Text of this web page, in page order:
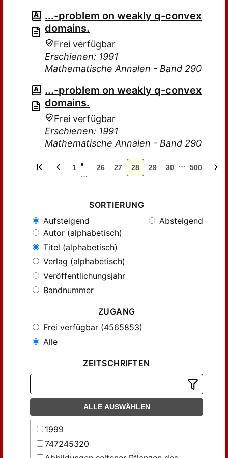
...-problem on weakly q-convex
domains.
Frei verfügbar
Erschienen: 1991
Mathematische Annalen - Band 290
...-problem on weakly q-convex
domains.
Frei verfügbar
Erschienen: 1991
Mathematische Annalen - Band 290
1
…
26 27 28 29 30 … 500
SORTIERUNG
Aufsteigend
Absteigend
Autor (alphabetisch)
Titel (alphabetisch)
Verlag (alphabetisch)
Veröffentlichungsjahr
Bandnummer
ZUGANG
Frei verfügbar (4565853)
Alle
ZEITSCHRIFTEN
ALLE AUSWÄHLEN
1999
747245320